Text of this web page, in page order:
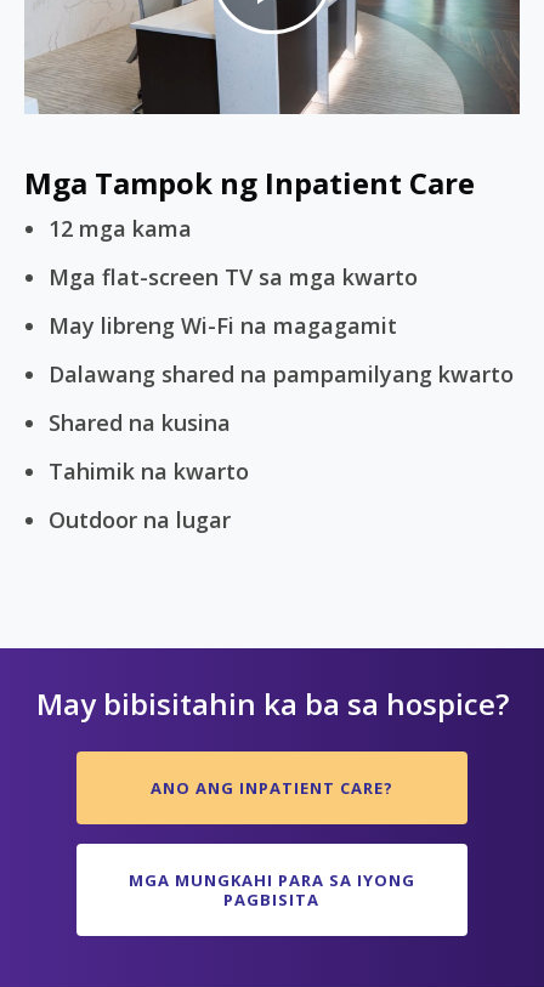
Play
Mga Tampok ng Inpatient Care
12 mga kama
Mga flat-screen TV sa mga kwarto
May libreng Wi-Fi na magagamit
Dalawang shared na pampamilyang kwarto
Shared na kusina
Tahimik na kwarto
Outdoor na lugar
May bibisitahin ka ba sa hospice?
ANO ANG INPATIENT CARE?
MGA MUNGKAHI PARA SA IYONG
PAGBISITA